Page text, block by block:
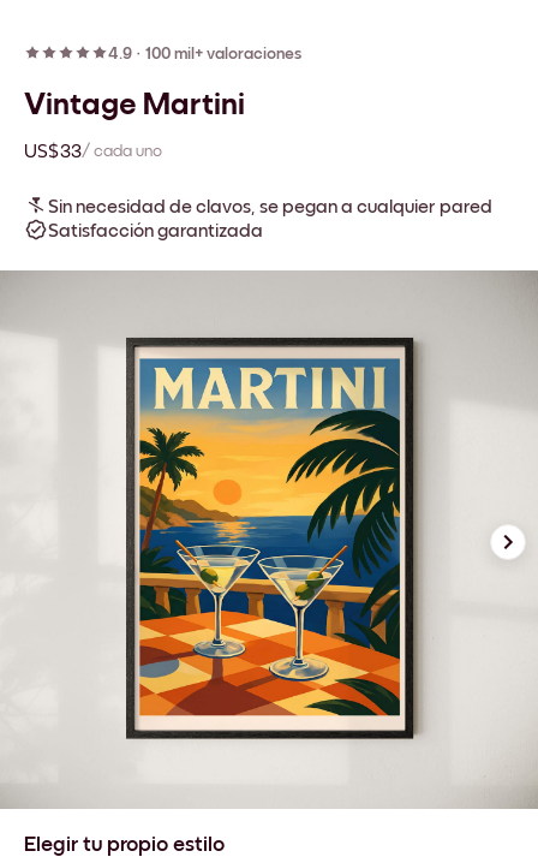
4.9 · 100 mil+ valoraciones
Vintage Martini
US$33/ cada uno
Sin necesidad de clavos, se pegan a cualquier pared
Satisfacción garantizada
Elegir tu propio estilo